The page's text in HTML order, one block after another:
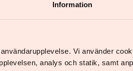
Information
Vi använder
analys och statik, samt